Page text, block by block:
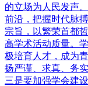
的立场为人民发声
前沿，把握时代脉
宗旨，以繁荣首都
高学术活动质量。
极培育人才，成为
扬严谨、求真、务
三是要加强学会建